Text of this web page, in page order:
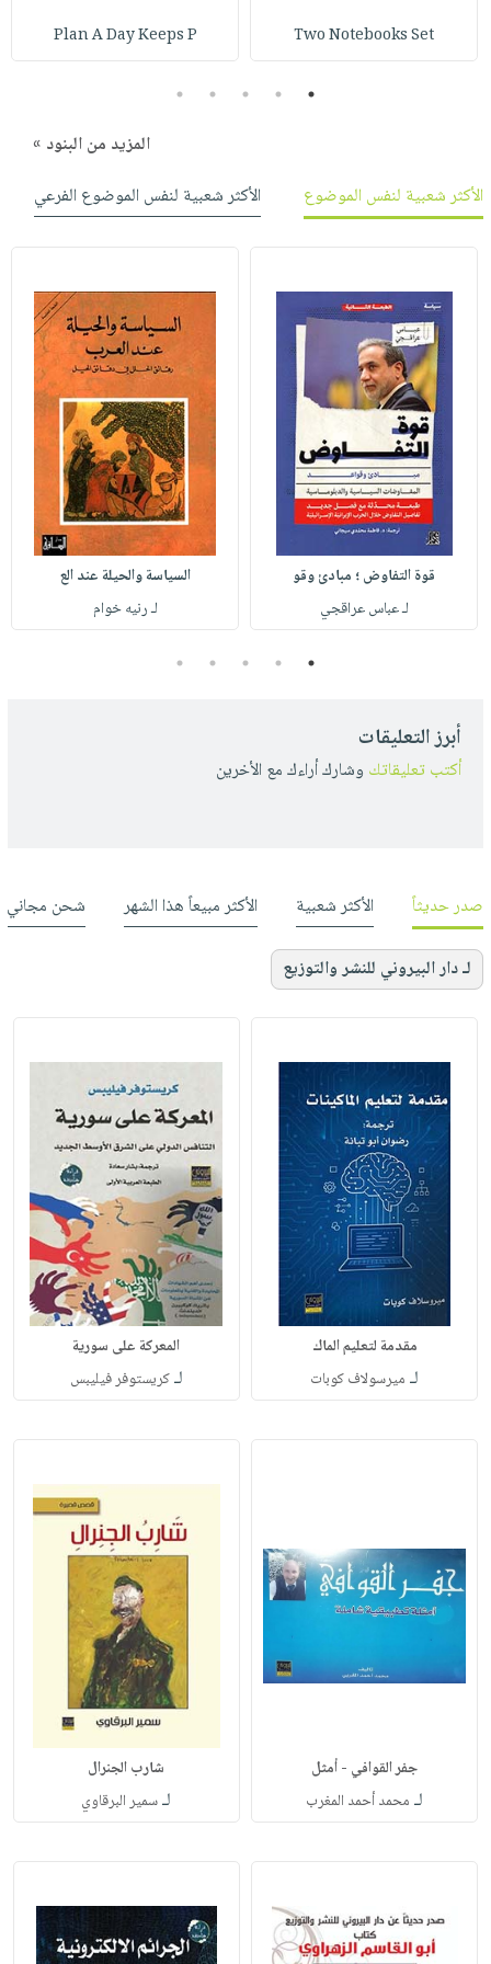
أطفال
أسئلة
وفرات
انشر
تواصل
معنا
عربة
التسوق
Two Notebooks Set
Plan A Day Keeps P
1
2
3
4
5
المزيد من البنود »
الأكثر شعبية لنفس الموضوع
الأكثر شعبية لنفس الموضوع الفرعي
قوة التفاوض ؛ مبادئ وقو
لـ عباس عراقجي
السياسة والحيلة عند الع
لـ رنيه خوام
1
2
3
4
5
أبرز التعليقات
أكتب تعليقاتك وشارك أراءك مع الأخرين
صدر حديثاً الأكثر شعبية الأكثر مبيعاً هذا الشهر شحن مجاني
لـ دار البيروني للنشر والتوزيع
مقدمة لتعليم الماك
لـ ميرسولاف كوبات
المعركة على سورية
لـكريستوفر فيليبس
جفر القوافي - أمثل
لـ محمد أحمد المغرب
شارب الجنرال
لـسمير البرقاوي